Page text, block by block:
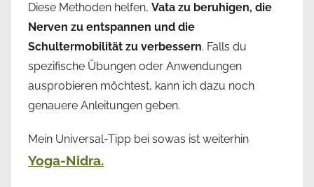
Diese Methoden helfen, Vata zu beruhigen, die
Nerven zu entspannen und die
Schultermobilität zu verbessern. Falls du
spezifische Übungen oder Anwendungen
ausprobieren möchtest, kann ich dazu noch
genauere Anleitungen geben.
Mein Universal-Tipp bei sowas ist weiterhin
Yoga-Nidra.